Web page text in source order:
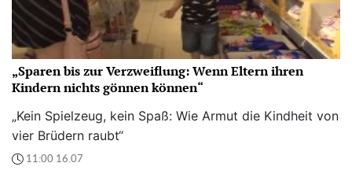
„Sparen bis zur Verzweiflung: Wenn Eltern ihren
Kindern nichts gönnen können“
„Kein Spielzeug, kein Spaß: Wie Armut die Kindheit von
vier Brüdern raubt“
11:00 16.07